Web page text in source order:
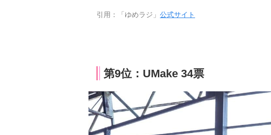
引用：「ゆめラジ」 公式サイト
第9位：UMake 34票